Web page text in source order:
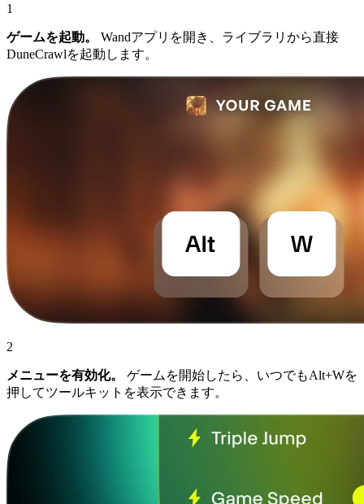
1
ゲームを起動。
Wandアプリを開き、ライブラリから直接
DuneCrawlを起動します。
2
メニューを有効化。
ゲームを開始したら、いつでもAlt+Wを
押してツールキットを表示できます。